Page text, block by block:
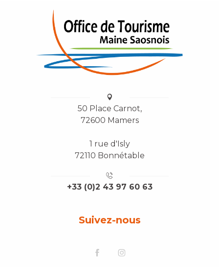
50 Place Carnot,
72600 Mamers
1 rue d'Isly
72110 Bonnétable
+33 (0)2 43 97 60 63
Suivez-nous